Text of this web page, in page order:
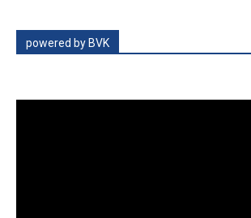
powered by BVK